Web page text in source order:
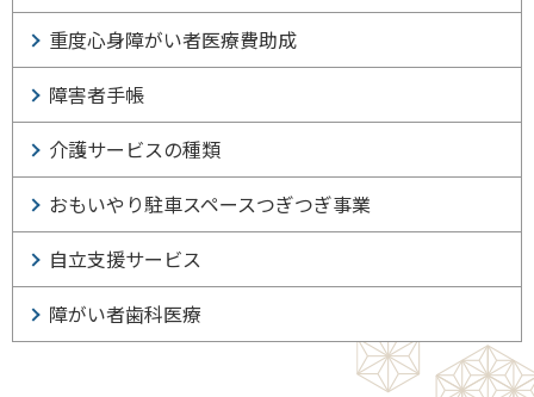
重度心身障がい者医療費助成
障害者手帳
介護サービスの種類
おもいやり駐車スペースつぎつぎ事業
自立支援サービス
障がい者歯科医療